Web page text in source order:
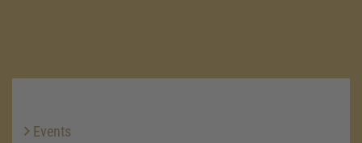
Events